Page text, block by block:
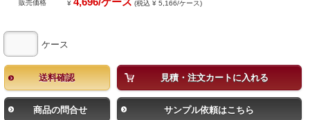
販売価格 ¥ (税込 ¥ 5,166/ケース)
ケース
送料確認 見積・注文カートに入れる
商品の問合せ サンプル依頼はこちら